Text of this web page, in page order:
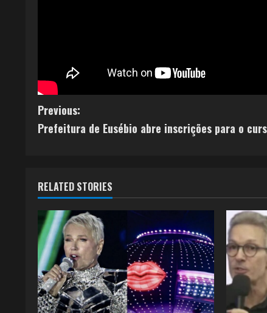
Previous:
Prefeitura de Eusébio abre inscrições para o
RELATED STORIES